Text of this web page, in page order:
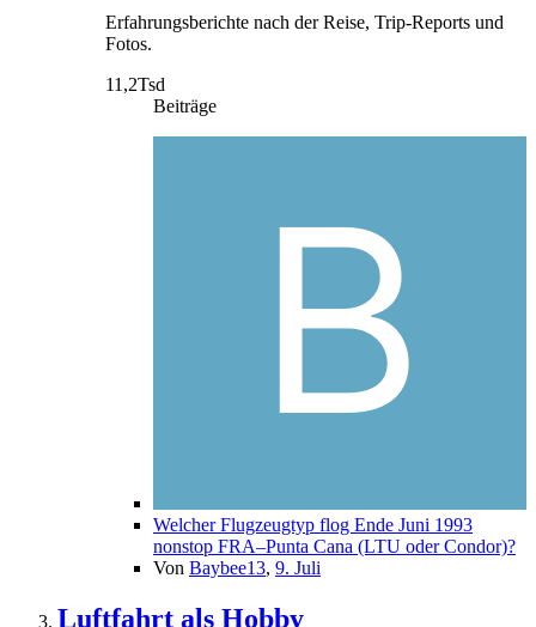
Erfahrungsberichte nach der Reise, Trip-Reports und
Fotos.
11,2Tsd
Beiträge
Welcher Flugzeugtyp flog Ende Juni 1993
nonstop FRA–Punta Cana (LTU oder Condor)?
Von Baybee13, 9. Juli
Luftfahrt als Hobby